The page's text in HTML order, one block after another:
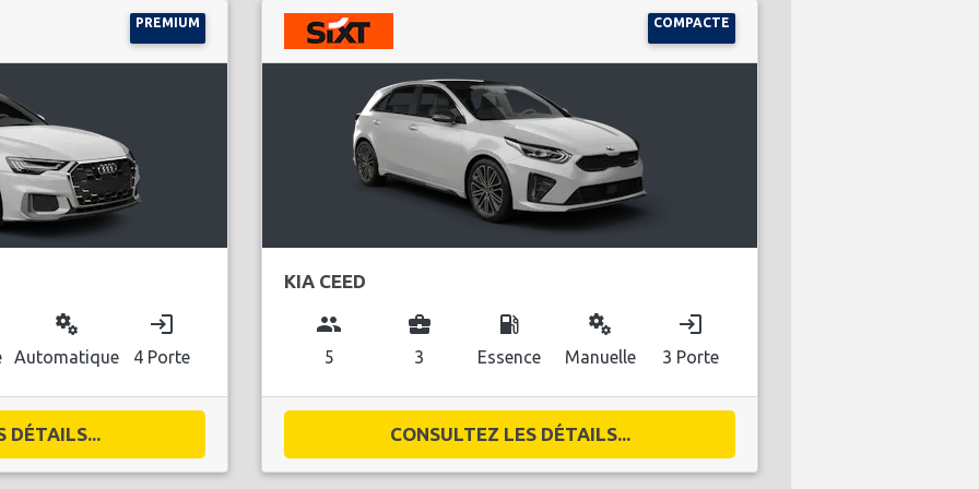
PREMIUM
miscellaneous_services
Automatique
login
4 Porte
DÉTAILS...
COMPACTE
KIA CEED
group
5
business_center
3
local_gas_station
Essence
miscellaneous_services
Manuelle
login
3 Porte
CONSULTEZ LES DÉTAILS...